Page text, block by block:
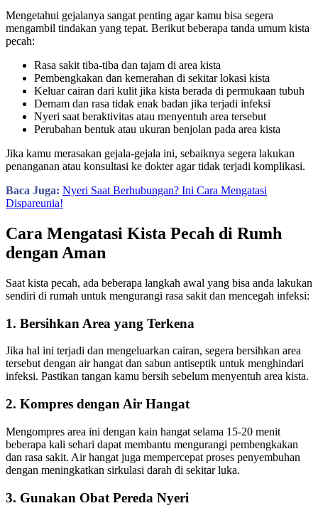
Mengetahui gejalanya sangat penting agar kamu bisa segera
mengambil tindakan yang tepat. Berikut beberapa tanda umum kista
pecah:
Rasa sakit tiba-tiba dan tajam di area kista
Pembengkakan dan kemerahan di sekitar lokasi kista
Keluar cairan dari kulit jika kista berada di permukaan tubuh
Demam dan rasa tidak enak badan jika terjadi infeksi
Nyeri saat beraktivitas atau menyentuh area tersebut
Perubahan bentuk atau ukuran benjolan pada area kista
Jika kamu merasakan gejala-gejala ini, sebaiknya segera lakukan
penanganan atau konsultasi ke dokter agar tidak terjadi komplikasi.
Baca Juga: Nyeri Saat Berhubungan? Ini Cara Mengatasi
Dispareunia!
Cara Mengatasi Kista Pecah di Rumh
dengan Aman
Saat kista pecah, ada beberapa langkah awal yang bisa anda lakukan
sendiri di rumah untuk mengurangi rasa sakit dan mencegah infeksi:
1. Bersihkan Area yang Terkena
Jika hal ini terjadi dan mengeluarkan cairan, segera bersihkan area
tersebut dengan air hangat dan sabun antiseptik untuk menghindari
infeksi. Pastikan tangan kamu bersih sebelum menyentuh area kista.
2. Kompres dengan Air Hangat
Mengompres area ini dengan kain hangat selama 15-20 menit
beberapa kali sehari dapat membantu mengurangi pembengkakan
dan rasa sakit. Air hangat juga mempercepat proses penyembuhan
dengan meningkatkan sirkulasi darah di sekitar luka.
3. Gunakan Obat Pereda Nyeri